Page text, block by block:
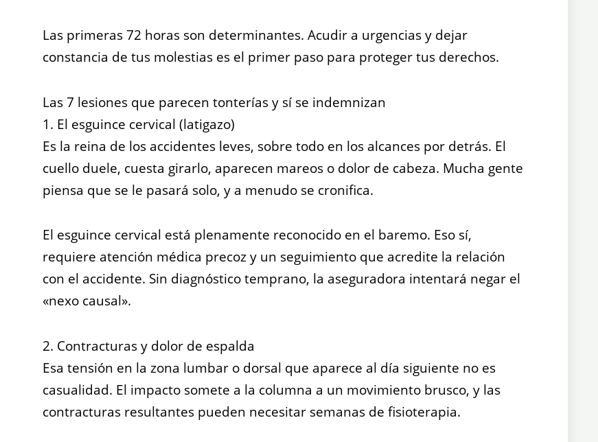
Las primeras 72 horas son determinantes. Acudir a urgencias y dejar
constancia de tus molestias es el primer paso para proteger tus derechos.
Las 7 lesiones que parecen tonterías y sí se indemnizan
1. El esguince cervical (latigazo)
Es la reina de los accidentes leves, sobre todo en los alcances por detrás. El
cuello duele, cuesta girarlo, aparecen mareos o dolor de cabeza. Mucha gente
piensa que se le pasará solo, y a menudo se cronifica.
El esguince cervical está plenamente reconocido en el baremo. Eso sí,
requiere atención médica precoz y un seguimiento que acredite la relación
con el accidente. Sin diagnóstico temprano, la aseguradora intentará negar el
«nexo causal».
2. Contracturas y dolor de espalda
Esa tensión en la zona lumbar o dorsal que aparece al día siguiente no es
casualidad. El impacto somete a la columna a un movimiento brusco, y las
contracturas resultantes pueden necesitar semanas de fisioterapia.